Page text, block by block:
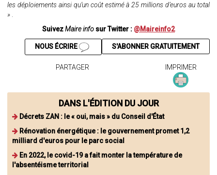
les déploiements ainsi qu’un coût estimé à 25 millions d’euros au total
» .
SuivezMaire info sur Twitter : @Maireinfo2
S'ABONNER GRATUITEMENT
NOUS ÉCRIRE
PARTAGER IMPRIMER
DANS L'ÉDITION DU JOUR
Décrets ZAN : le « oui, mais » du Conseil d'État
Rénovation énergétique : le gouvernement promet 1,2
milliard d'euros pour le parc social
En 2022, le covid-19 a fait monter la température de
l'absentéisme territorial